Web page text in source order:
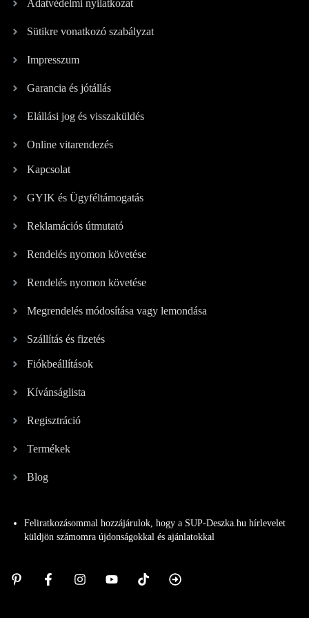
Adatvédelmi nyilatkozat
Sütikre vonatkozó szabályzat
Impresszum
Garancia és jótállás
Elállási jog és visszaküldés
Online vitarendezés
Kapcsolat
GYIK és Ügyféltámogatás
Reklamációs útmutató
Rendelés nyomon követése
Rendelés nyomon követése
Megrendelés módosítása vagy lemondása
Szállítás és fizetés
Fiókbeállítások
Kívánságlista
Regisztráció
Termékek
Blog
Feliratkozásommal hozzájárulok, hogy a SUP-Deszka.hu hírlevelet
küldjön számomra újdonságokkal és ajánlatokkal